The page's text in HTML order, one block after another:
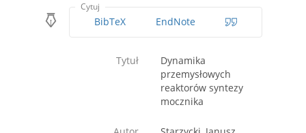
Cytuj
BibTeX EndNote
Tytuł
Dynamika
przemysłowych
reaktorów syntezy
mocznika